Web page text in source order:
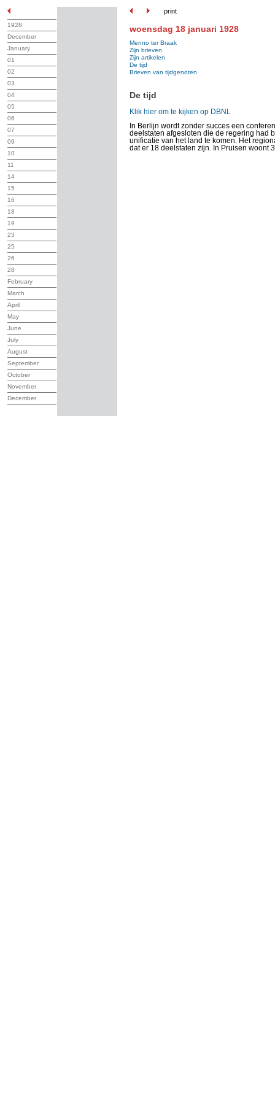
print
1928
December
January
01
02
03
04
05
06
07
09
10
11
14
15
16
18
19
23
25
26
28
February
March
April
May
June
July
August
September
October
November
December
woensdag 18 januari 1928
Menno ter Braak
Zijn brieven
Zijn artikelen
De tijd
Brieven van tijdgenoten
De tijd
Klik hier om te kijken op DBNL
In Berlijn wordt zonder succes een
deelstaten afgesloten die de regering had
unificatie van het land te komen. Het
dat er 18 deelstaten zijn. In Pruisen woont